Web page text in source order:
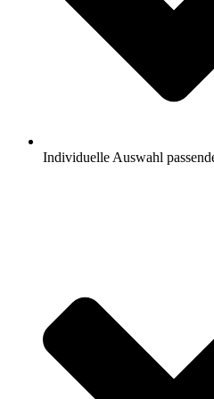
Individuelle Auswahl